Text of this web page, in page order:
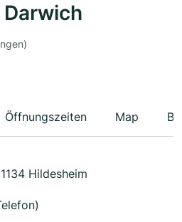
Öffnungszeiten Map
Hildesheim